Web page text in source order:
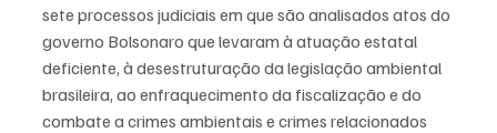
sete processos judiciais em que são analisados atos do
governo Bolsonaro que levaram à atuação estatal
deficiente, à desestruturação da legislação ambiental
brasileira, ao enfraquecimento da fiscalização e do
combate a crimes ambientais e crimes relacionados